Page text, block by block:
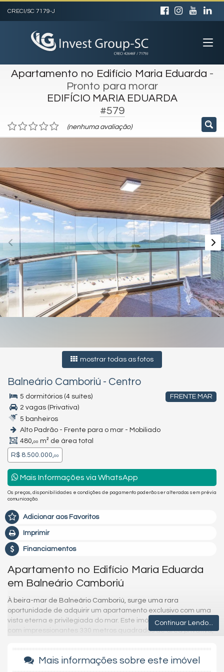
CRECI/SC 7179-J
Apartamento no Edifício Maria Eduarda -
Pronto para morar
EDIFÍCIO MARIA EDUARDA
#579
(nenhuma avaliação)
mostrar todas as fotos
Balneário Camboriú - Centro
FRENTE MAR
5 dormitórios (4 suítes)
2 vagas (Privativa)
5 banheiros
Alto Padrão - Frente para o mar - Mobiliado
480,00 m² de área total
R$ 8.500.000,00
Mais Informações via WhatsApp
Os preços, disponibilidades e condições de pagamento poderão ser alterados sem prévia
comunicação.
Adicionar aos Favoritos
Imprimir
Financiamentos
Apartamento no Edifício Maria Eduarda
em Balneário Camboriú
À beira-mar de Balneário Camboriú, surge uma rara
oportunidade de adquirir um apartamento exclusivo com uma
vista eterna e privilegiada do mar. Este imóvel extraordinário,
com impressionantes 330 metros quadrados de área privativa,
proporcionar uma experiência de vida incomparável.
Com quatro suítes espaçosas e uma dependência adicional, o
Continuar Lendo...
Mais informações sobre este imóvel